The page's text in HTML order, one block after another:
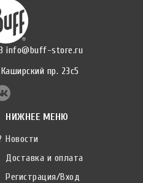
info@buff-store.ru
Каширский пр. 23с5
НИЖНЕЕ МЕНЮ
Новости
Доставка и оплата
Регистрация/Вход